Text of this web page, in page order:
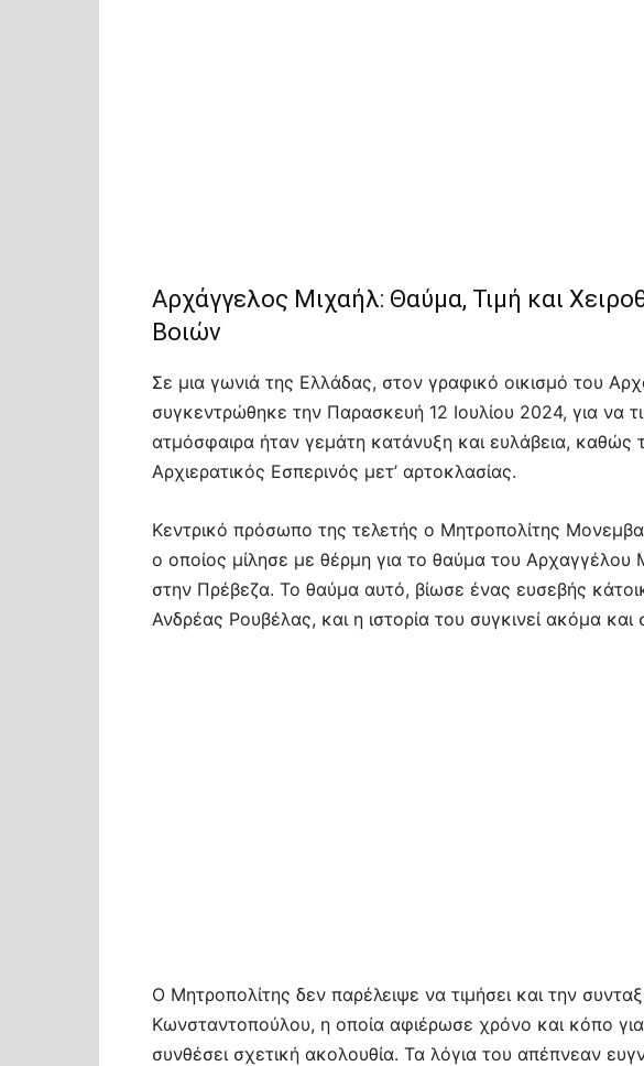
Αρχάγγελος Μιχαήλ: Θαύμα, Τιμή και
Βοιών
Σε μια γωνιά της Ελλάδας, στον γραφικό οικισμό του
συγκεντρώθηκε την Παρασκευή 12 Ιουλίου 2024, για να
ατμόσφαιρα ήταν γεμάτη κατάνυξη και ευλάβεια, καθώς
Αρχιερατικός Εσπερινός μετ’ αρτοκλασίας.
Κεντρικό πρόσωπο της τελετής ο Μητροπολίτης
ο οποίος μίλησε με θέρμη για το θαύμα του
στην Πρέβεζα. Το θαύμα αυτό, βίωσε ένας ευσεβής
Ανδρέας Ρουβέλας, και η ιστορία του συγκινεί ακόμα και
Ο Μητροπολίτης δεν παρέλειψε να τιμήσει και την
Κωνσταντοπούλου, η οποία αφιέρωσε χρόνο και κόπο
συνθέσει σχετική ακολουθία. Τα λόγια του απέπνεαν